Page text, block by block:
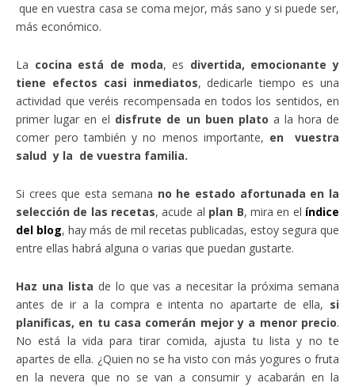
que en vuestra casa se coma mejor, más sano y si puede ser,
más económico.
La cocina está de moda, es divertida, emocionante y
tiene efectos casi inmediatos, dedicarle tiempo es una
actividad que veréis recompensada en todos los sentidos, en
primer lugar en el disfrute de un buen plato a la hora de
comer pero también y no menos importante, en vuestra
salud y la de vuestra familia.
Si crees que esta semana no he estado afortunada en la
selección de las recetas, acude al plan B, mira en el índice
del blog, hay más de mil recetas publicadas, estoy segura que
entre ellas habrá alguna o varias que puedan gustarte.
Haz una lista de lo que vas a necesitar la próxima semana
antes de ir a la compra e intenta no apartarte de ella, si
planificas, en tu casa comerán mejor y a menor precio.
No está la vida para tirar comida, ajusta tu lista y no te
apartes de ella. ¿Quien no se ha visto con más yogures o fruta
en la nevera que no se van a consumir y acabarán en la